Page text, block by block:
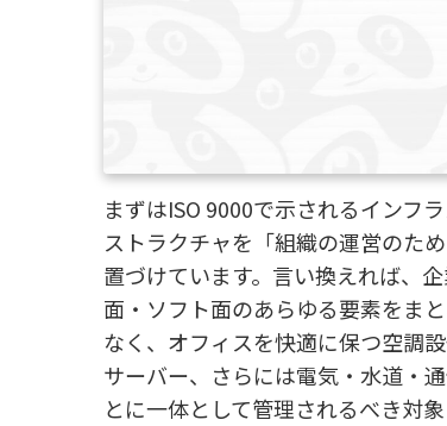
まずはISO 9000で示されるインフ
ストラクチャを「組織の運営のた
置づけています。言い換えれば、
面・ソフト面のあらゆる要素をま
なく、オフィスを快適に保つ空調
サーバー、さらには電気・水道・
とに一体として管理されるべき対象